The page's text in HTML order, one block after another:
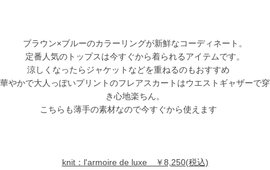
ブラウン×ブルーのカラーリングが新鮮なコーディネート。
定番人気のトップスは今すぐから着られるアイテムです。
涼しくなったらジャケットなどを重ねるのもおすすめ
華やかで大人っぽいプリントのフレアスカートはウエストギャザーで穿
き心地楽ちん。
こちらも薄手の素材なので今すぐから使えます
knit：l'armoire de luxe ￥8,250(税込)